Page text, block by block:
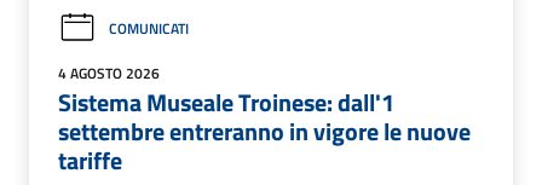
COMUNICATI
4 AGOSTO 2026
Sistema Museale Troinese: dall'1
settembre entreranno in vigore le nuove
tariffe